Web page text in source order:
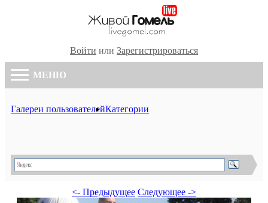
Войти или Зарегистрироваться
МЕНЮ
Галереи пользователейКатегории
<- Предыдущее Следующее ->